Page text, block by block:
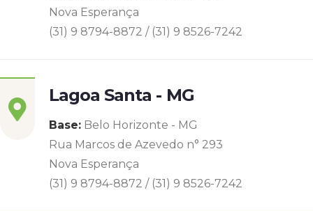
Nova Esperança
(31) 9 8794-8872 / (31) 9 8526-7242
Lagoa Santa - MG
Base: Belo Horizonte - MG
Rua Marcos de Azevedo n° 293
Nova Esperança
(31) 9 8794-8872 / (31) 9 8526-7242